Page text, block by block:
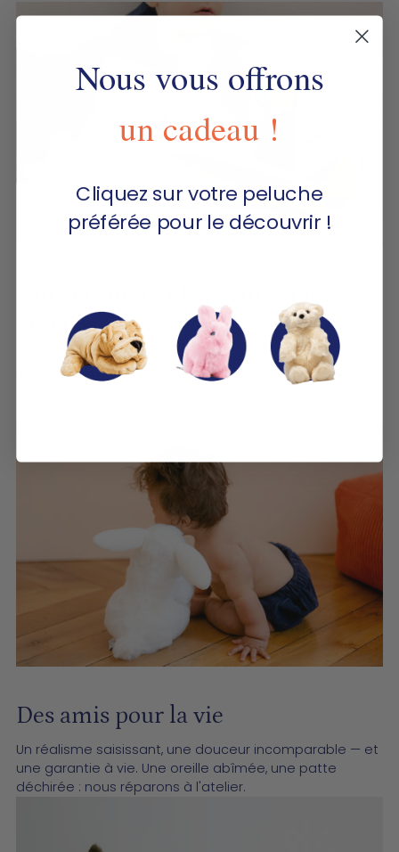
grands
Cousue main pièce par pièce dans notre atelier en
Italie, chaque peluche demande jusqu'à quinze heures
Des amis pour la vie
Un réalisme saisissant, une douceur incomparable — et
une garantie à vie. Une oreille abîmée, une patte
déchirée : nous réparons à l'atelier.
Nous vous offrons
un cadeau !
Cliquez sur votre peluche
préférée pour le découvrir !